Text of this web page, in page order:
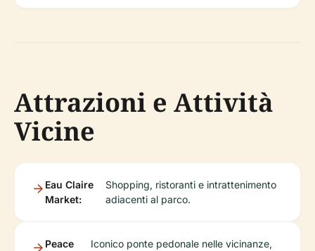
Attrazioni e Attività
Vicine
Eau Claire
Market:
Shopping, ristoranti e intrattenimento
adiacenti al parco.
Peace
Iconico ponte pedonale nelle vicinanze,